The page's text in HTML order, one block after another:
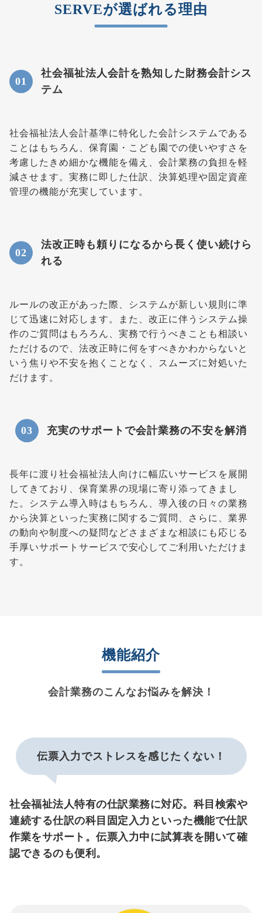
SERVEが選ばれる理由
社会福祉法人会計を熟知した財務会計シス
テム
社会福祉法人会計基準に特化した会計システムである
ことはもちろん、保育園・こども園での使いやすさを
考慮したきめ細かな機能を備え、会計業務の負担を軽
減させます。実務に即した仕訳、決算処理や固定資産
管理の機能が充実しています。
法改正時も頼りになるから長く使い続けら
れる
ルールの改正があった際、システムが新しい規則に準
じて迅速に対応します。また、改正に伴うシステム操
作のご質問はもろろん、実務で行うべきことも相談い
ただけるので、法改正時に何をすべきかわからないと
いう焦りや不安を抱くことなく、スムーズに対処いた
だけます。
充実のサポートで会計業務の不安を解消
長年に渡り社会福祉法人向けに幅広いサービスを展開
してきており、保育業界の現場に寄り添ってきまし
た。システム導入時はもちろん、導入後の日々の業務
から決算といった実務に関するご質問、さらに、業界
の動向や制度への疑問などさまざまな相談にも応じる
手厚いサポートサービスで安心してご利用いただけま
す。
機能紹介
会計業務のこんなお悩みを解決！
伝票入力でストレスを感じたくない！
社会福祉法人特有の仕訳業務に対応。科目検索や
連続する仕訳の科目固定入力といった機能で仕訳
作業をサポート。伝票入力中に試算表を開いて確
認できるのも便利。